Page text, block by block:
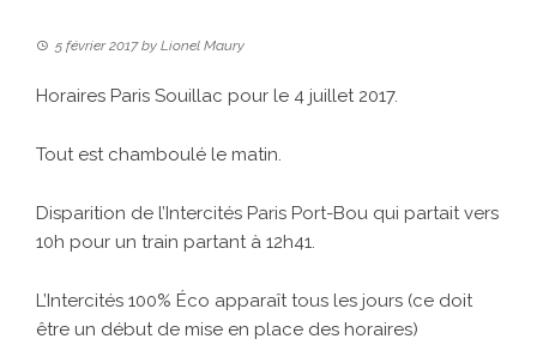
5 février 2017by Lionel Maury
Horaires Paris Souillac pour le 4 juillet 2017.
Tout est chamboulé le matin.
Disparition de l’Intercités Paris Port-Bou qui partait vers
10h pour un train partant à 12h41.
L’Intercités 100% Éco apparaît tous les jours (ce doit
être un début de mise en place des horaires)